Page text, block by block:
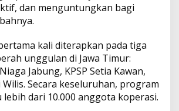
dan menguntungkan bagi
kali diterapkan pada tiga
unggulan di Jawa Timur:
Jabung, KPSP Setia Kawan,
Wilis. Secara keseluruhan, program
dari 10.000 anggota koperasi.